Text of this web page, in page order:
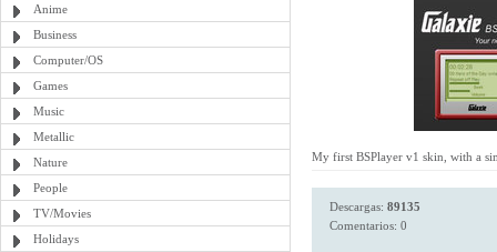
Anime
Business
Computer/OS
Games
Music
Metallic
Nature
People
TV/Movies
Holidays
My first BSPlayer v1 skin, with a
Descargas: 89135
Comentarios: 0